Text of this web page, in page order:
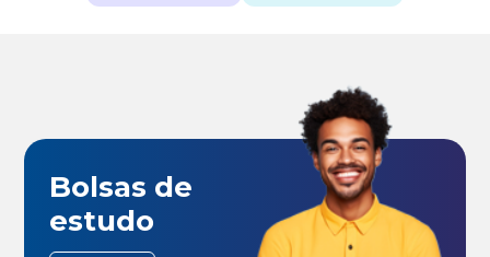
Bolsas de
estudo